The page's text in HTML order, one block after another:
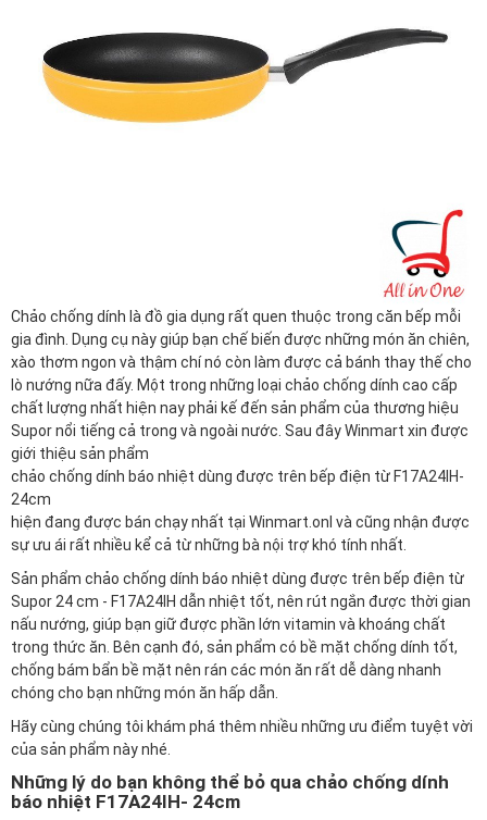
Chảo chống dính là đồ gia dụng rất quen thuộc trong căn bếp mỗi
gia đình. Dụng cụ này giúp bạn chế biến được những món ăn chiên,
xào thơm ngon và thậm chí nó còn làm được cả bánh thay thế cho
lò nướng nữa đấy. Một trong những loại chảo chống dính cao cấp
chất lượng nhất hiện nay phải kế đến sản phẩm của thương hiệu
Supor nổi tiếng cả trong và ngoài nước. Sau đây Winmart xin được
giới thiệu sản phẩm
chảo chống dính báo nhiệt dùng được trên bếp điện từ F17A24IH-
24cm
hiện đang được bán chạy nhất tại Winmart.onl và cũng nhận được
sự ưu ái rất nhiều kể cả từ những bà nội trợ khó tính nhất.
Sản phẩm chảo chống dính báo nhiệt dùng được trên bếp điện từ
Supor 24 cm - F17A24IH dẫn nhiệt tốt, nên rút ngắn được thời gian
nấu nướng, giúp bạn giữ được phần lớn vitamin và khoáng chất
trong thức ăn. Bên cạnh đó, sản phẩm có bề mặt chống dính tốt,
chống bám bẩn bề mặt nên rán các món ăn rất dễ dàng nhanh
chóng cho bạn những món ăn hấp dẫn.
Hãy cùng chúng tôi khám phá thêm nhiều những ưu điểm tuyệt vời
của sản phẩm này nhé.
Những lý do bạn không thể bỏ qua chảo chống dính
báo nhiệt F17A24IH- 24cm